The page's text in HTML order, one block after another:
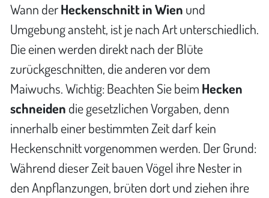
Wann derHeckenschnitt in Wien und
Umgebung ansteht, ist je nach Art unterschiedlich.
Die einen werden direkt nach der Blüte
zurückgeschnitten, die anderen vor dem
Maiwuchs. Wichtig: Beachten Sie beim Hecken
schneiden die gesetzlichen Vorgaben, denn
innerhalb einer bestimmten Zeit darf kein
Heckenschnitt vorgenommen werden. Der Grund:
Während dieser Zeit bauen Vögel ihre Nester in
den Anpflanzungen, brüten dort und ziehen ihre